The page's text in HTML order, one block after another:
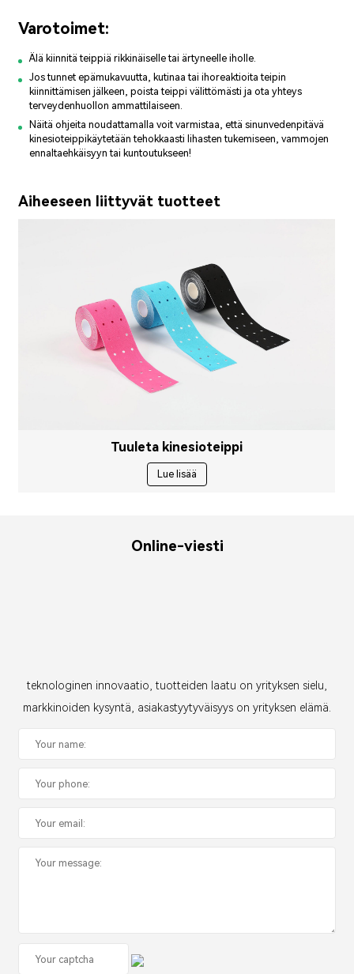
Varotoimet:
Älä kiinnitä teippiä rikkinäiselle tai ärtyneelle iholle.
Jos tunnet epämukavuutta, kutinaa tai ihoreaktioita teipin
kiinnittämisen jälkeen, poista teippi välittömästi ja ota yhteys
terveydenhuollon ammattilaiseen.
Näitä ohjeita noudattamalla voit varmistaa, että sinunvedenpitävä
kinesioteippikäytetään tehokkaasti lihasten tukemiseen, vammojen
ennaltaehkäisyyn tai kuntoutukseen!
Aiheeseen liittyvät tuotteet
Tuuleta kinesioteippi
Lue lisää
Online-viesti
teknologinen innovaatio, tuotteiden laatu on yrityksen sielu,
markkinoiden kysyntä, asiakastyytyväisyys on yrityksen elämä.